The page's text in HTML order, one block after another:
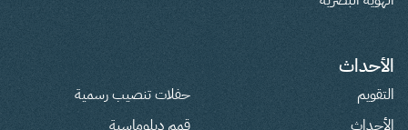
الأحداث
التقويم
الأحداث
حفلات تنصيب رسمية
قمم دبلوماسية